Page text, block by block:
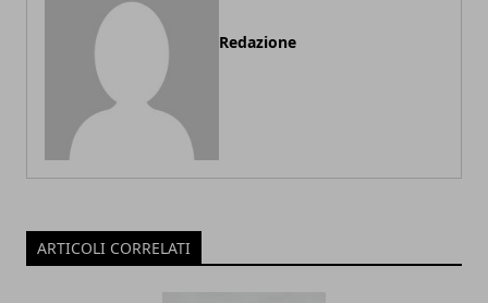
Redazione
ARTICOLI CORRELATI